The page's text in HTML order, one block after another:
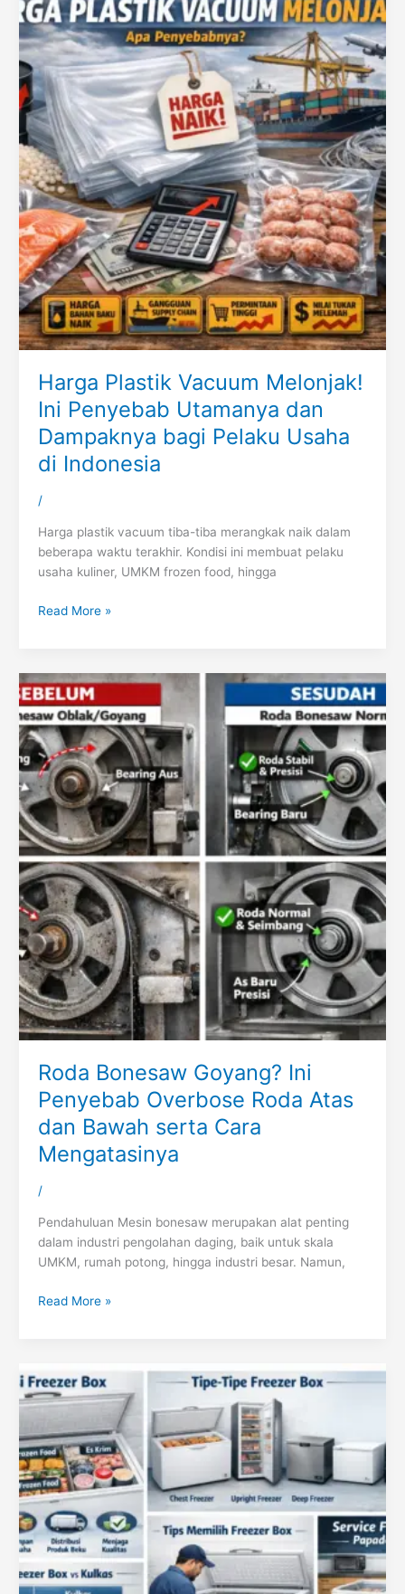
Harga Plastik Vacuum Melonjak!
Ini Penyebab Utamanya dan
Dampaknya bagi Pelaku Usaha
di Indonesia
/
Harga plastik vacuum tiba-tiba merangkak naik dalam
beberapa waktu terakhir. Kondisi ini membuat pelaku
usaha kuliner, UMKM frozen food, hingga
Read More »
Roda Bonesaw Goyang? Ini
Penyebab Overbose Roda Atas
dan Bawah serta Cara
Mengatasinya
/
Pendahuluan Mesin bonesaw merupakan alat penting
dalam industri pengolahan daging, baik untuk skala
UMKM, rumah potong, hingga industri besar. Namun,
Read More »